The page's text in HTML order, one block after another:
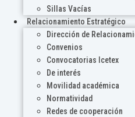
Sillas Vacías
Relacionamiento Estratégico
Dirección de
Convenios
Convocatorias Icetex
De interés
Movilidad académica
Normatividad
Redes de cooperación